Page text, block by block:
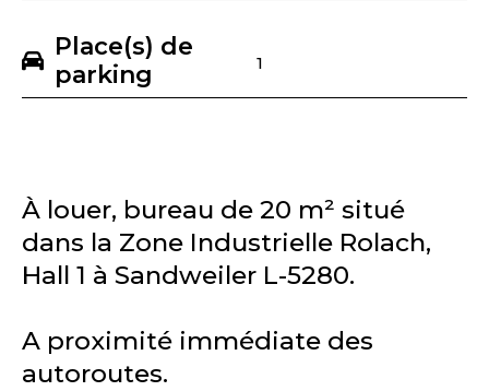
Place(s) de
parking
1
À louer, bureau de 20 m² situé
dans la Zone Industrielle Rolach,
Hall 1 à Sandweiler L-5280.
A proximité immédiate des
autoroutes.